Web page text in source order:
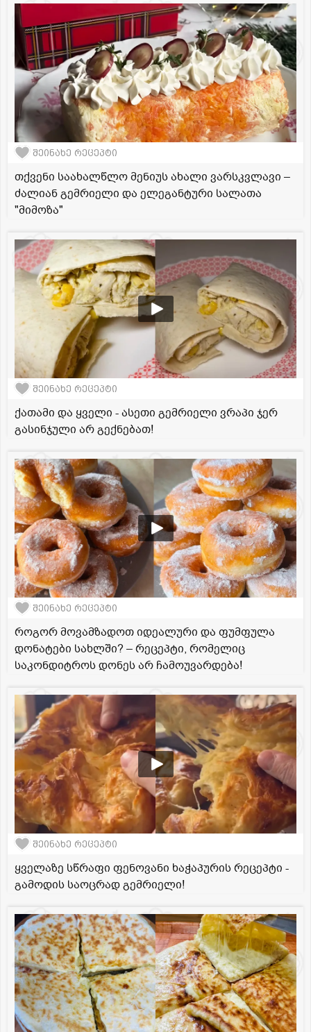
შეინახე რეცეპტი
თქვენი საახალწლო მენიუს ახალი ვარსკვლავი –
ძალიან გემრიელი და ელეგანტური სალათა
"მიმოზა"
შეინახე რეცეპტი
ქათამი და ყველი - ასეთი გემრიელი ვრაპი ჯერ
გასინჯული არ გექნებათ!
შეინახე რეცეპტი
როგორ მოვამზადოთ იდეალური და ფუმფულა
დონატები სახლში? – რეცეპტი, რომელიც
საკონდიტროს დონეს არ ჩამოუვარდება!
შეინახე რეცეპტი
ყველაზე სწრაფი ფენოვანი ხაჭაპურის რეცეპტი -
გამოდის საოცრად გემრიელი!